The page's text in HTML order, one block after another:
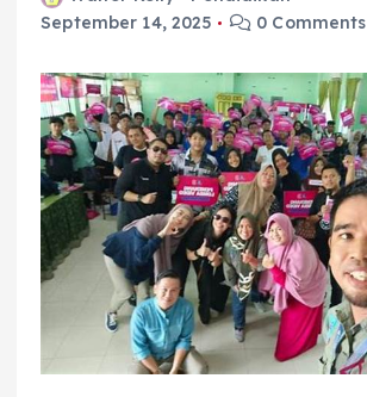
September 14, 2025
0 Comments